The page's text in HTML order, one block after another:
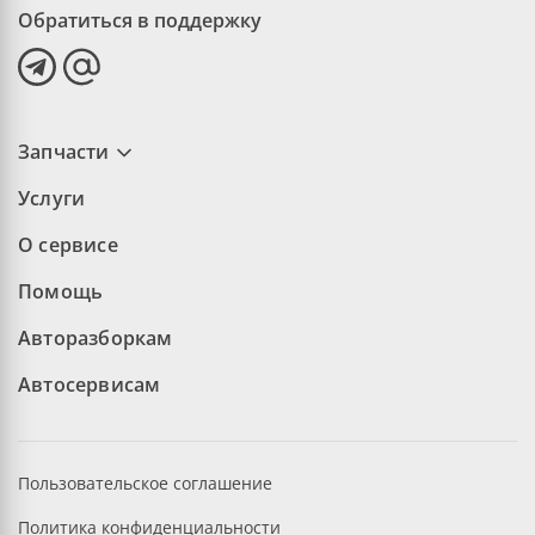
Обратиться в поддержку
Запчасти
Услуги
О сервисе
Помощь
Авторазборкам
Автосервисам
Пользовательское соглашение
Политика конфиденциальности